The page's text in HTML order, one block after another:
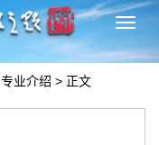
切
换
专业介绍 > 正文